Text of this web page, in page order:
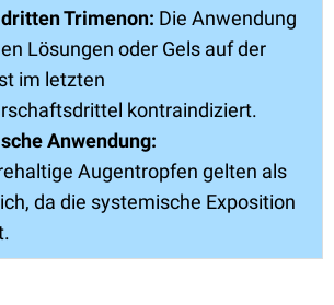
Trimenon: Die Anwendung
Lösungen oder Gels auf der
im letzten
kontraindiziert.
Anwendung:
Augentropfen gelten als
da die systemische Exposition